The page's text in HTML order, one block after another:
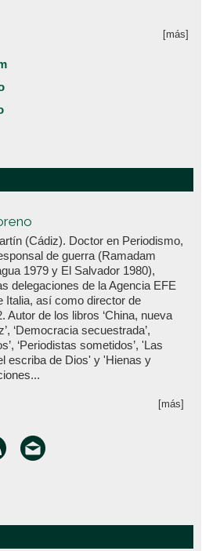
[más]
(Cádiz). Doctor en Periodismo,
de guerra (Ramadam
1979 y El Salvador 1980),
delegaciones de la Agencia EFE
Italia, así como director de
Autor de los libros ‘China, nueva
‘Democracia secuestrada’,
‘Periodistas sometidos’, 'Las
escriba de Dios' y 'Hienas y
[más]